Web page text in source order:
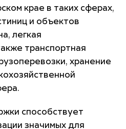
крае в таких сферах,
и объектов
легкая
транспортная
хранение
способствует
значимых для